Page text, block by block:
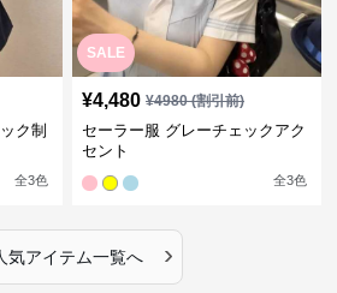
ク制
全3色
SALE
¥4,480 ¥4980(割引前)
セーラー服 グレーチェックアク
セント
全3色
気アイテム一覧へ ›